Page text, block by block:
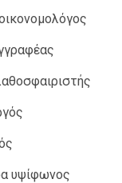
υψίφωνος